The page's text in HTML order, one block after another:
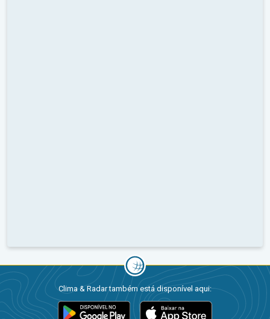
Clima & Radar também está disponível aqui: